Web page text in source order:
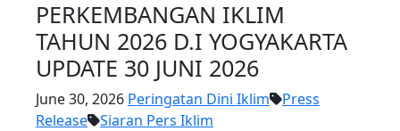
PERKEMBANGAN IKLIM
TAHUN 2026 D.I YOGYAKARTA
UPDATE 30 JUNI 2026
June 30, 2026 Peringatan Dini Iklim
Press
Release
Siaran Pers Iklim